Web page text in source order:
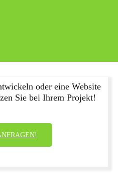
oder eine Website
Sie bei Ihrem Projekt!